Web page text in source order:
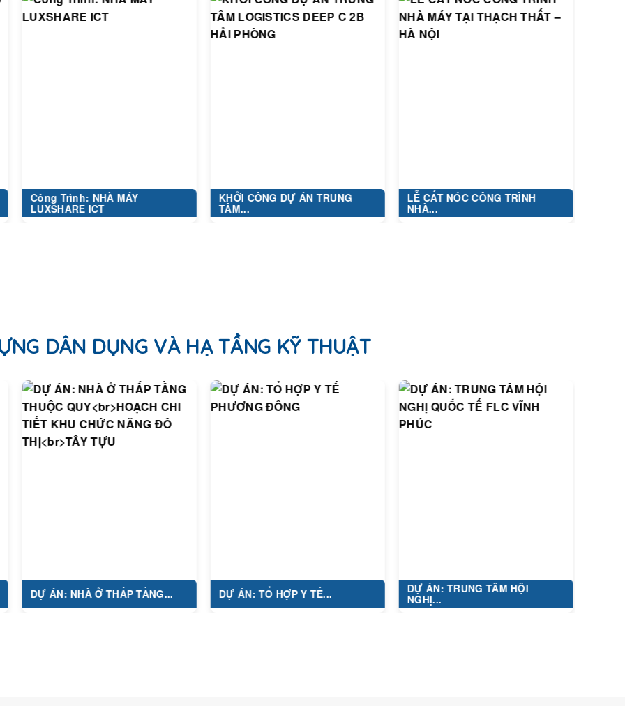
Công Trình: NHÀ MÁY
LUXSHARE ICT
KHỞI CÔNG DỰ ÁN TRUNG
LỄ CẤT NÓC CÔNG TRÌNH
DÂN DỤNG VÀ HẠ TẦNG KỸ THUẬT
DỰ ÁN: NHÀ Ở THẤP TẦNG... DỰ ÁN: TỔ HỢP Y TẾ...
DỰ ÁN: TRUNG TÂM HỘI